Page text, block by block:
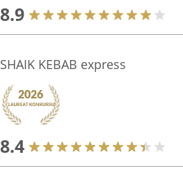
8.9
SHAIK KEBAB express
8.4